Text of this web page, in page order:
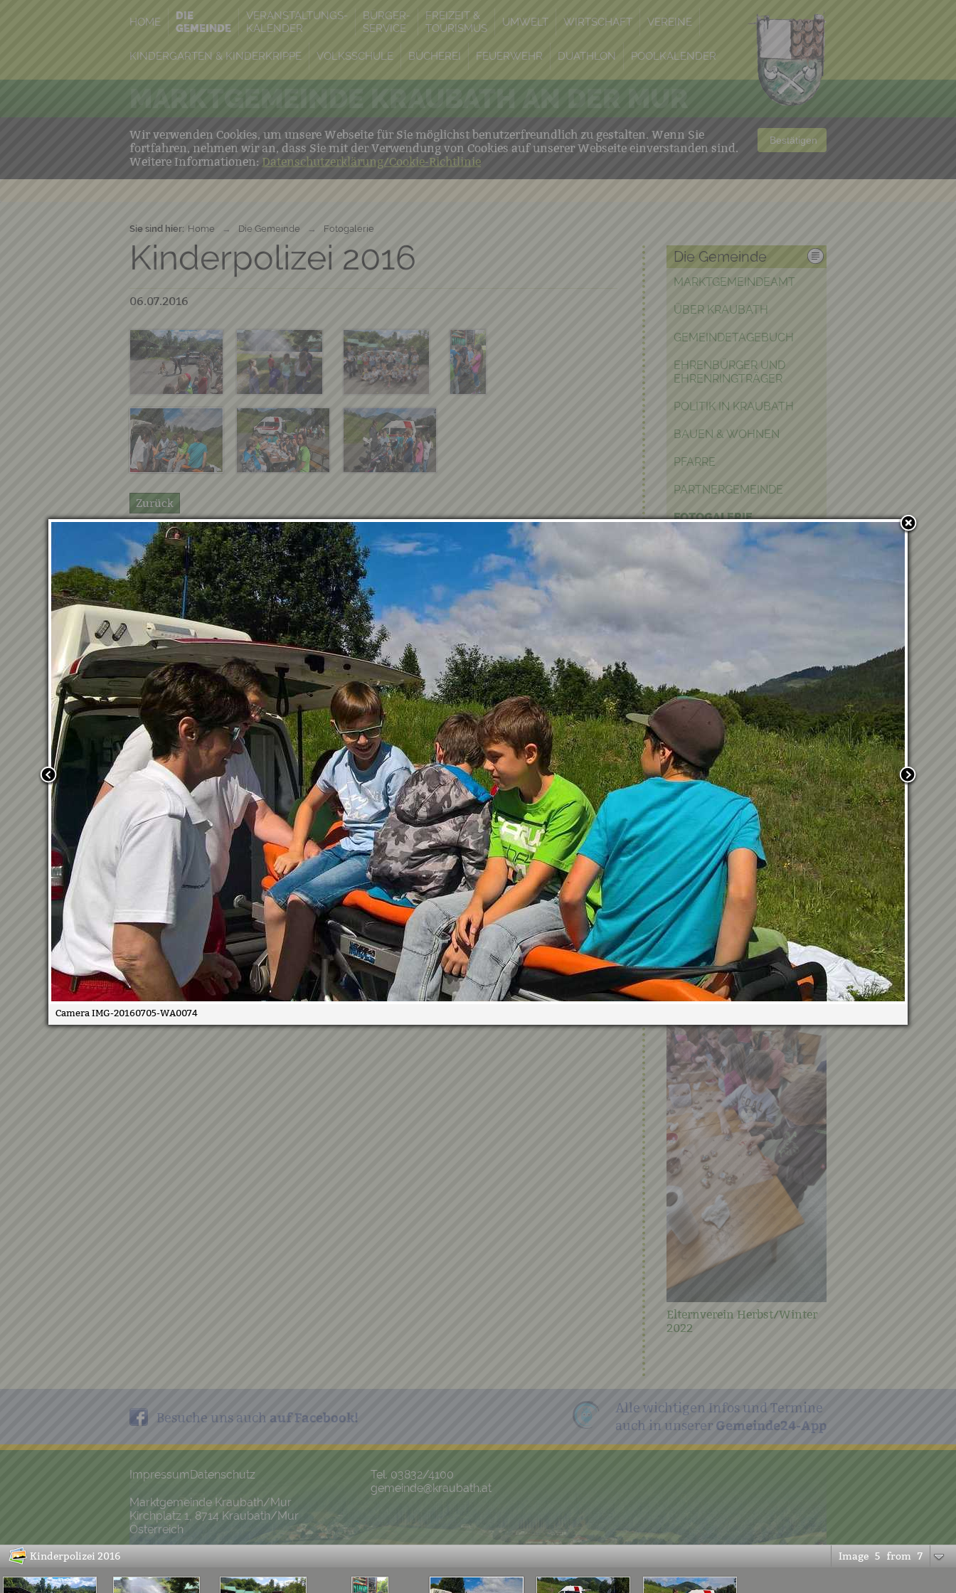
HOME
DIE
GEMEINDE
VERANSTALTUNGS-
KALENDER
BÜRGER-
SERVICE
FREIZEIT &
TOURISMUS
UMWELT WIRTSCHAFT VEREINE
KINDERGARTEN & KINDERKRIPPE VOLKSSCHULE BÜCHEREI FEUERWEHR DUATHLON POOLKALENDER
MARKTGEMEINDE KRAUBATH AN DER MUR
Wir verwenden Cookies, um unsere Webseite für Sie möglichst benutzerfreundlich zu gestalten. Wenn Sie
fortfahren, nehmen wir an, dass Sie mit der Verwendung von Cookies auf unserer Webseite einverstanden sind.
Weitere Informationen: Datenschutzerklärung/Cookie-Richtlinie
Bestätigen
Sie sind hier: Home → Die Gemeinde → Fotogalerie
Kinderpolizei 2016
06.07.2016
Zurück
Die Gemeinde
MARKTGEMEINDEAMT
ÜBER KRAUBATH
GEMEINDETAGEBUCH
EHRENBÜRGER UND
EHRENRINGTRÄGER
POLITIK IN KRAUBATH
BAUEN & WOHNEN
PFARRE
PARTNERGEMEINDE
FOTOGALERIE
Verwandte Einträge
30.10.2025 - Kinonachmittag
4 Wochen Ferienbetreuung
für unsere VS-Kids
14.07.2025 - VS-
Ferienbetreuung 2025
offiziell eröffnet
07.05.2025 - Muttertagsfeier
im Dorfsaal
Fasching und Besuch des
missimo-Trucks
13.02.2025 - Unsere VS zu
Besuch in der Bücherei
18.12.2024 - Weihnachtsfeier
der Gemeinde
21.11.2024 - Die VS zu Besuch
in der Bücherei
Verwandte Galerien
Elternverein Herbst/Winter
2022
Besuche uns auch auf Facebook!
Alle wichtigen Infos und Termine
auch in unserer Gemeinde24-App
ImpressumDatenschutz
Marktgemeinde Kraubath/Mur
Kirchplatz 1, 8714 Kraubath/Mur
Österreich
Tel. 03832/4100
gemeinde@kraubath.at
Camera IMG-20160705-WA0074
Kinderpolizei 2016 Image 5 from 7